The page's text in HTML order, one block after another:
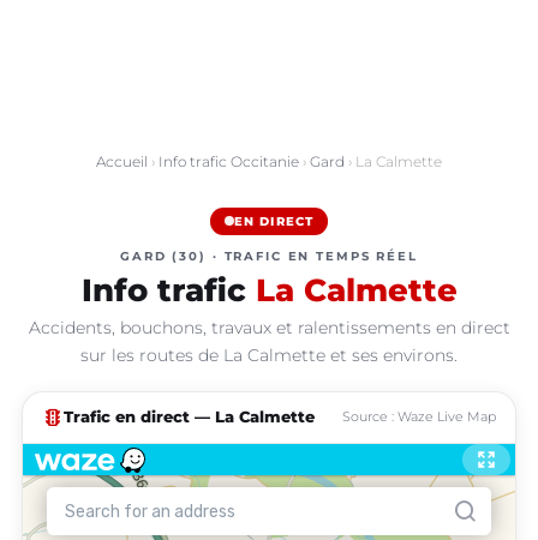
Accueil › Info trafic Occitanie › Gard › La Calmette
EN DIRECT
GARD (30) · TRAFIC EN TEMPS RÉEL
Info trafic La Calmette
Accidents, bouchons, travaux et ralentissements en direct
sur les routes de La Calmette et ses environs.
traffic Trafic en direct — La Calmette Source : Waze Live Map